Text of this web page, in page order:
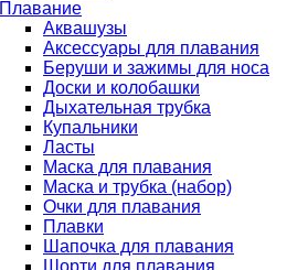
Плавание
Аквашузы
Аксессуары для плавания
Беруши и зажимы для носа
Доски и колобашки
Дыхательная трубка
Купальники
Ласты
Маска для плавания
Маска и трубка (набор)
Очки для плавания
Плавки
Шапочка для плавания
Шорти для плавания